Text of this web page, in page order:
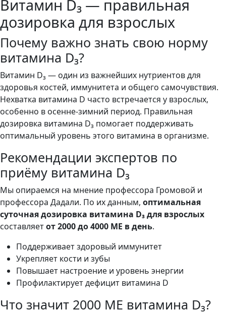
Витамин D₃ — правильная
дозировка для взрослых
Почему важно знать свою норму
витамина D₃?
Витамин D₃ — один из важнейших нутриентов для
здоровья костей, иммунитета и общего самочувствия.
Нехватка витамина D часто встречается у взрослых,
особенно в осенне-зимний период. Правильная
дозировка витамина D₃ помогает поддерживать
оптимальный уровень этого витамина в организме.
Рекомендации экспертов по
приёму витамина D₃
Мы опираемся на мнение профессора Громовой и
профессора Дадали. По их данным, оптимальная
суточная дозировка витамина D₃ для взрослых
составляетот 2000 до 4000 МЕ в день.
Поддерживает здоровый иммунитет
Укрепляет кости и зубы
Повышает настроение и уровень энергии
Профилактирует дефицит витамина D
Что значит 2000 МЕ витамина D₃?